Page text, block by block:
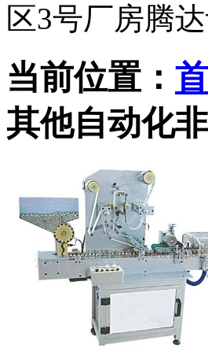
区3号厂房腾
当前位置：
其他自动化